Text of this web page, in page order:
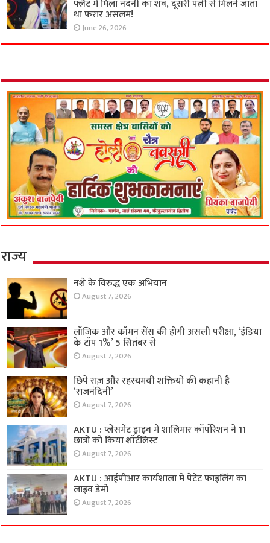
फ्लैट में मिला नंदनी का शव, दूसरी पत्नी से मिलने जाता
था फरार असलम!
June 26, 2026
राज्य
नशे के विरुद्ध एक अभियान
August 7, 2026
लॉजिक और कॉमन सेंस की होगी असली परीक्षा, ‘इंडिया
के टॉप 1%’ 5 सितंबर से
August 7, 2026
छिपे राज़ और रहस्यमयी शक्तियों की कहानी है
‘राजनंदिनी’
August 7, 2026
AKTU : प्लेसमेंट ड्राइव में शालिमार कॉर्पोरेशन ने 11
छात्रों को किया शॉर्टलिस्ट
August 7, 2026
AKTU : आईपीआर कार्यशाला में पेटेंट फाइलिंग का
लाइव डेमो
August 7, 2026